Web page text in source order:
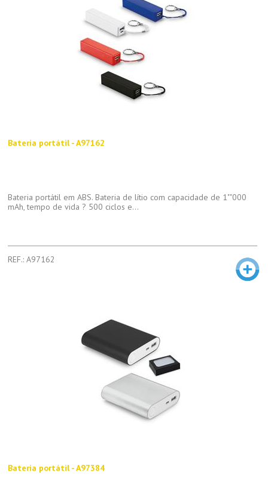
Bateria portátil - A97162
Bateria portátil em ABS. Bateria de lítio com capacidade de 1""000
mAh, tempo de vida ? 500 ciclos e...
REF.: A97162
Bateria portátil - A97384